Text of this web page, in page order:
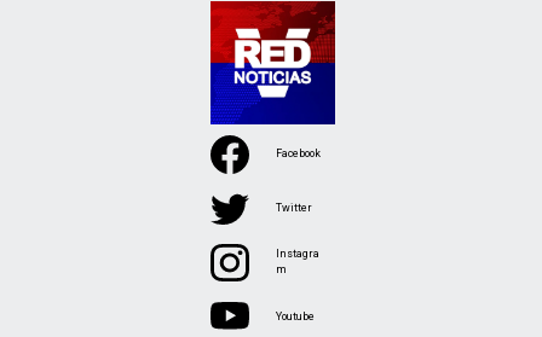
Facebook
Twitter
Instagra
m
Youtube